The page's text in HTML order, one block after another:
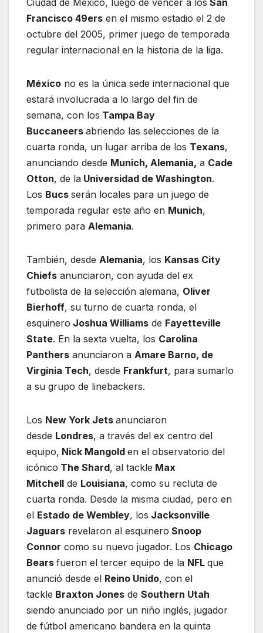
Ciudad de México, luego de vencer a los San
Francisco 49ers en el mismo estadio el 2 de
octubre del 2005, primer juego de temporada
regular internacional en la historia de la liga.
México no es la única sede internacional que
estará involucrada a lo largo del fin de
semana, con los Tampa Bay
Buccaneers abriendo las selecciones de la
cuarta ronda, un lugar arriba de los Texans,
anunciando desde Munich, Alemania, a Cade
Otton, de la Universidad de Washington.
Los Bucs serán locales para un juego de
temporada regular este año en Munich,
primero para Alemania.
También, desde Alemania, los Kansas City
Chiefs anunciaron, con ayuda del ex
futbolista de la selección alemana, Oliver
Bierhoff, su turno de cuarta ronda, el
esquinero Joshua Williams de Fayetteville
State. En la sexta vuelta, los Carolina
Panthers anunciaron a Amare Barno, de
Virginia Tech, desde Frankfurt, para sumarlo
a su grupo de linebackers.
Los New York Jets anunciaron
desde Londres, a través del ex centro del
equipo, Nick Mangold en el observatorio del
icónico The Shard, al tackle Max
Mitchell de Louisiana, como su recluta de
cuarta ronda. Desde la misma ciudad, pero en
el Estado de Wembley, los Jacksonville
Jaguars revelaron al esquinero Snoop
Connor como su nuevo jugador. Los Chicago
Bears fueron el tercer equipo de la NFL que
anunció desde el Reino Unido, con el
tackle Braxton Jones de Southern Utah
siendo anunciado por un niño inglés, jugador
de fútbol americano bandera en la quinta